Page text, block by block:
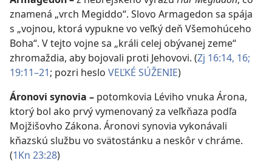
znamená „vrch Megiddo“. Slovo Armagedon sa spája
s „vojnou, ktorá vypukne vo veľký deň Všemohúceho
Boha“. V tejto vojne sa „králi celej obývanej zeme“
zhromaždia, aby bojovali proti Jehovovi. (Zj 16:14, 16;
19:11–21; pozri heslo VEĽKÉ SÚŽENIE)
Áronovi synovia – potomkovia Léviho vnuka Árona,
ktorý bol ako prvý vymenovaný za veľkňaza podľa
Mojžišovho Zákona. Áronovi synovia vykonávali
kňazskú službu vo svätostánku a neskôr v chráme.
(1Kn 23:28)